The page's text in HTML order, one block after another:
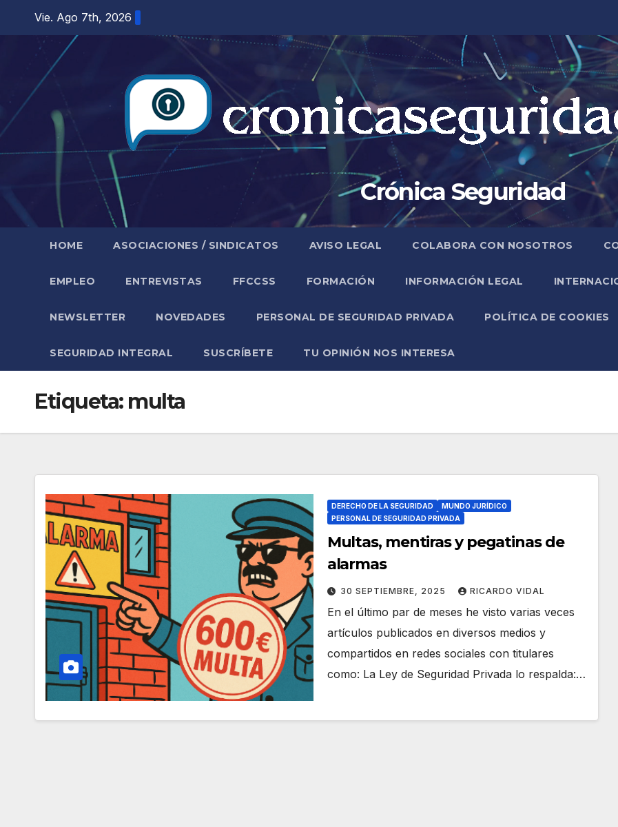
contenido
Vie. Ago 7th, 2026
Crónica Seguridad
HOME ASOCIACIONES / SINDICATOS AVISO LEGAL COLABORA CON NOSOTROS
EMPLEO ENTREVISTAS FFCCSS FORMACIÓN INFORMACIÓN LEGAL
NEWSLETTER NOVEDADES PERSONAL DE SEGURIDAD PRIVADA POLÍTICA DE COOKIES
SEGURIDAD INTEGRAL SUSCRÍBETE TU OPINIÓN NOS INTERESA
Etiqueta: multa
DERECHO DE LA SEGURIDAD
MUNDO JURÍDICO
PERSONAL DE SEGURIDAD PRIVADA
Multas, mentiras y pegatinas de
alarmas
30 SEPTIEMBRE, 2025 RICARDO VIDAL
En el último par de meses he visto varias veces
artículos publicados en diversos medios y
compartidos en redes sociales con titulares
como: La Ley de Seguridad Privada lo respalda:…